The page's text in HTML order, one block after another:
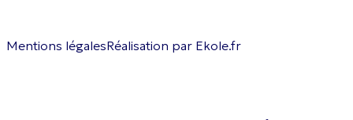
Mentions légalesRéalisation par Ekole.fr